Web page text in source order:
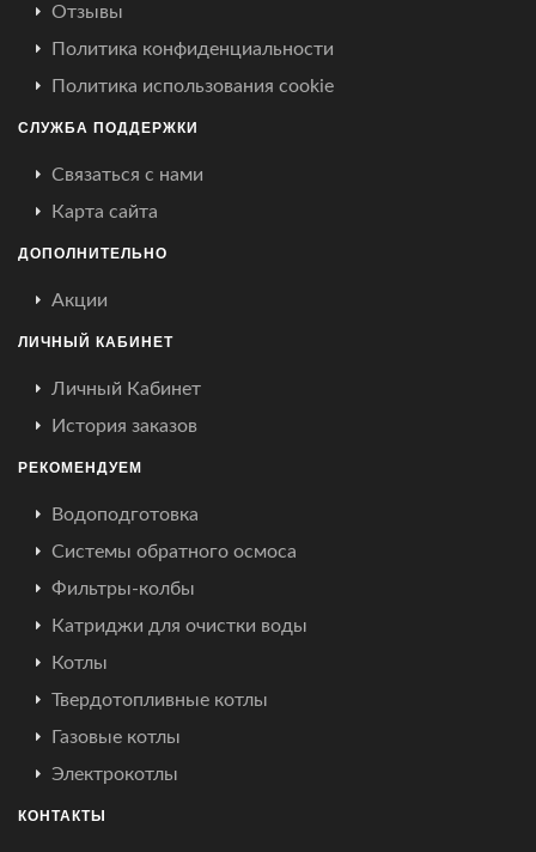
Отзывы
Политика конфиденциальности
Политика использования cookie
СЛУЖБА ПОДДЕРЖКИ
Связаться с нами
Карта сайта
ДОПОЛНИТЕЛЬНО
Акции
ЛИЧНЫЙ КАБИНЕТ
Личный Кабинет
История заказов
РЕКОМЕНДУЕМ
Водоподготовка
Системы обратного осмоса
Фильтры-колбы
Катриджи для очистки воды
Котлы
Твердотопливные котлы
Газовые котлы
Электрокотлы
КОНТАКТЫ